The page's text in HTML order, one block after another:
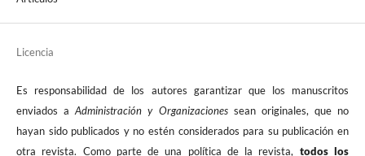
Licencia
Es responsabilidad de los autores garantizar que los manuscritos
enviados aAdministración y Organizaciones sean originales, que no
hayan sido publicados y no estén considerados para su publicación en
otra revista. Como parte de una política de la revista, todos los